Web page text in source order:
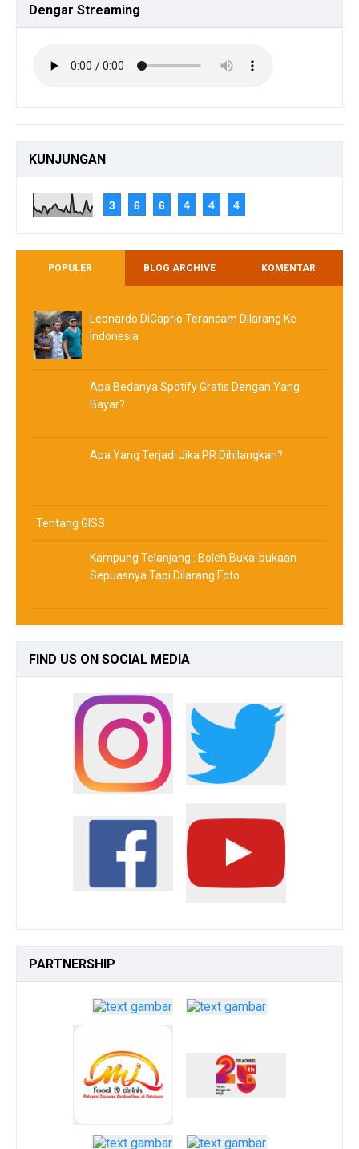
Dengar Streaming
KUNJUNGAN
3 6 6 4 4 4
POPULER BLOG ARCHIVE KOMENTAR
Leonardo DiCaprio Terancam Dilarang Ke
Indonesia
Apa Bedanya Spotify Gratis Dengan Yang
Bayar?
Apa Yang Terjadi Jika PR Dihilangkan?
Tentang GISS
Kampung Telanjang : Boleh Buka-bukaan
Sepuasnya Tapi Dilarang Foto
FIND US ON SOCIAL MEDIA
PARTNERSHIP